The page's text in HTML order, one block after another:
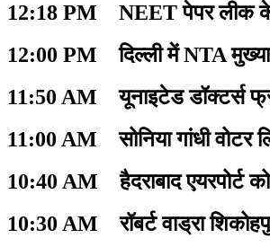
12:18 PM NEET पेपर लीक केस
12:00 PM दिल्ली में NTA
11:50 AM यूनाइटेड डॉक्टर्स
11:00 AM सोनिया गांधी वोटर
10:40 AM हैदराबाद एयरपोर्ट
10:30 AM रॉबर्ट वाड्रा